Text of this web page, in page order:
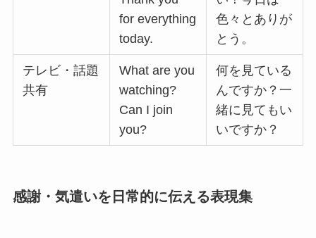
for everything
today.
色々とありが
とう。
テレビ・話題
共有
What are you
watching?
Can I join
you?
何を見ている
んですか？一
緒に見てもい
いですか？
感謝・気遣いを日常的に伝える表現集